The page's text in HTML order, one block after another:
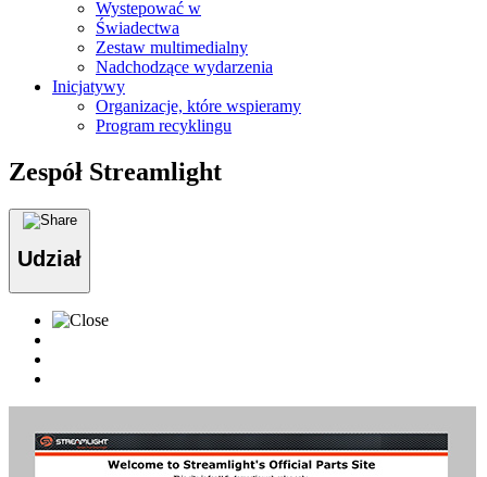
Wystepować w
Świadectwa
Zestaw multimedialny
Nadchodzące wydarzenia
Inicjatywy
Organizacje, które wspieramy
Program recyklingu
Zespół Streamlight
Udział